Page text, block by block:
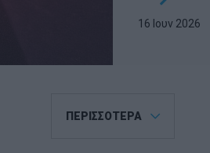
16 Ιουν 2026
ΠΕΡΙΣΣΟΤΕΡΑ